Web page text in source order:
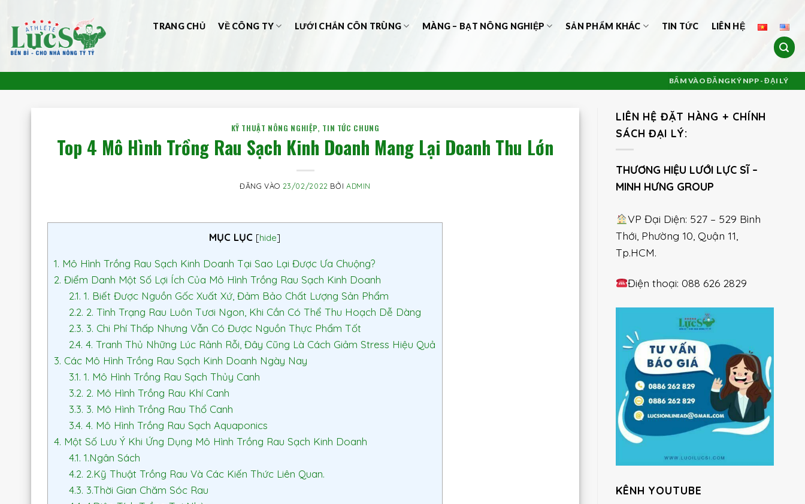
qua
dung
TRANG CHỦ VỀ CÔNG TY LƯỚI CHẮN CÔN TRÙNG MÀNG – BẠT NÔNG NGHIỆP SẢN PHẨM KHÁC TIN TỨC LIÊN HỆ
BẤM VÀO ĐĂNG KÝ NPP - ĐẠI LÝ
KỸ THUẬT NÔNG NGHIỆP, TIN TỨC CHUNG
Top 4 Mô Hình Trồng Rau Sạch Kinh Doanh Mang Lại Doanh Thu Lớn
ĐĂNG VÀO 23/02/2022 BỞI ADMIN
MỤC LỤC [hide]
1. Mô Hình Trồng Rau Sạch Kinh Doanh Tại Sao Lại Được Ưa Chuộng?
2. Điểm Danh Một Số Lợi Ích Của Mô Hình Trồng Rau Sạch Kinh Doanh
2.1. 1. Biết Được Nguồn Gốc Xuất Xứ, Đảm Bảo Chất Lượng Sản Phẩm
2.2. 2. Tình Trạng Rau Luôn Tươi Ngon, Khi Cần Có Thể Thu Hoạch Dễ Dàng
2.3. 3. Chi Phí Thấp Nhưng Vẫn Có Được Nguồn Thực Phẩm Tốt
2.4. 4. Tranh Thủ Những Lúc Rảnh Rỗi, Đây Cũng Là Cách Giảm Stress Hiệu Quả
3. Các Mô Hình Trồng Rau Sạch Kinh Doanh Ngày Nay
3.1. 1. Mô Hình Trồng Rau Sạch Thủy Canh
3.2. 2. Mô Hình Trồng Rau Khí Canh
3.3. 3. Mô Hình Trồng Rau Thổ Canh
3.4. 4. Mô Hình Trồng Rau Sạch Aquaponics
4. Một Số Lưu Ý Khi Ứng Dụng Mô Hình Trồng Rau Sạch Kinh Doanh
4.1. 1.Ngân Sách
4.2. 2.Kỹ Thuật Trồng Rau Và Các Kiến ​​Thức Liên Quan.
4.3. 3.Thời Gian Chăm Sóc Rau
LIÊN HỆ ĐẶT HÀNG + CHÍNH
SÁCH ĐẠI LÝ:
THƯƠNG HIỆU LƯỚI LỰC SĨ –
MINH HƯNG GROUP
VP Đại Diện: 527 – 529 Bình
Thới, Phường 10, Quận 11,
Tp.HCM.
Điện thoại: 088 626 2829
KÊNH YOUTUBE